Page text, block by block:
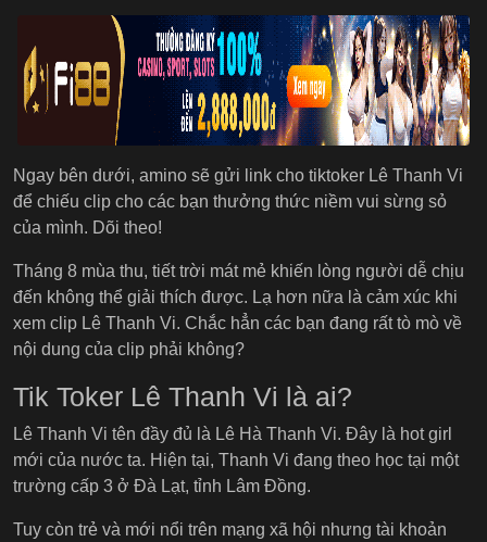
Ngay bên dưới, amino sẽ gửi link cho tiktoker Lê Thanh Vi
để chiếu clip cho các bạn thưởng thức niềm vui sừng sỏ
của mình. Dõi theo!
Tháng 8 mùa thu, tiết trời mát mẻ khiến lòng người dễ chịu
đến không thể giải thích được. Lạ hơn nữa là cảm xúc khi
xem clip Lê Thanh Vi. Chắc hẳn các bạn đang rất tò mò về
nội dung của clip phải không?
Tik Toker Lê Thanh Vi là ai?
Lê Thanh Vi tên đầy đủ là Lê Hà Thanh Vi. Đây là hot girl
mới của nước ta. Hiện tại, Thanh Vi đang theo học tại một
trường cấp 3 ở Đà Lạt, tỉnh Lâm Đồng.
Tuy còn trẻ và mới nổi trên mạng xã hội nhưng tài khoản